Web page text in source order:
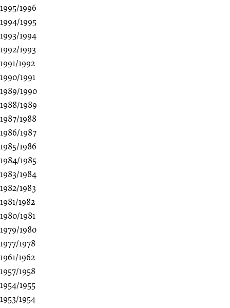
1995/1996
1994/1995
1993/1994
1992/1993
1991/1992
1990/1991
1989/1990
1988/1989
1987/1988
1986/1987
1985/1986
1984/1985
1983/1984
1982/1983
1981/1982
1980/1981
1979/1980
1977/1978
1961/1962
1957/1958
1954/1955
1953/1954